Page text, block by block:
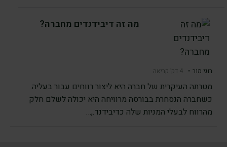
מה זה דיבידנדים מחברה?
רוני מור • 4 דק’ קריאה
מטרתה העיקרית של חברה היא ליצור רווחים עבור בעליה.
כשחברה הנסחרת בבורסה מרוויחה היא יכולה לשלם חלק
מהרווח לבעלי המניות שלה כדיבידנד.,…